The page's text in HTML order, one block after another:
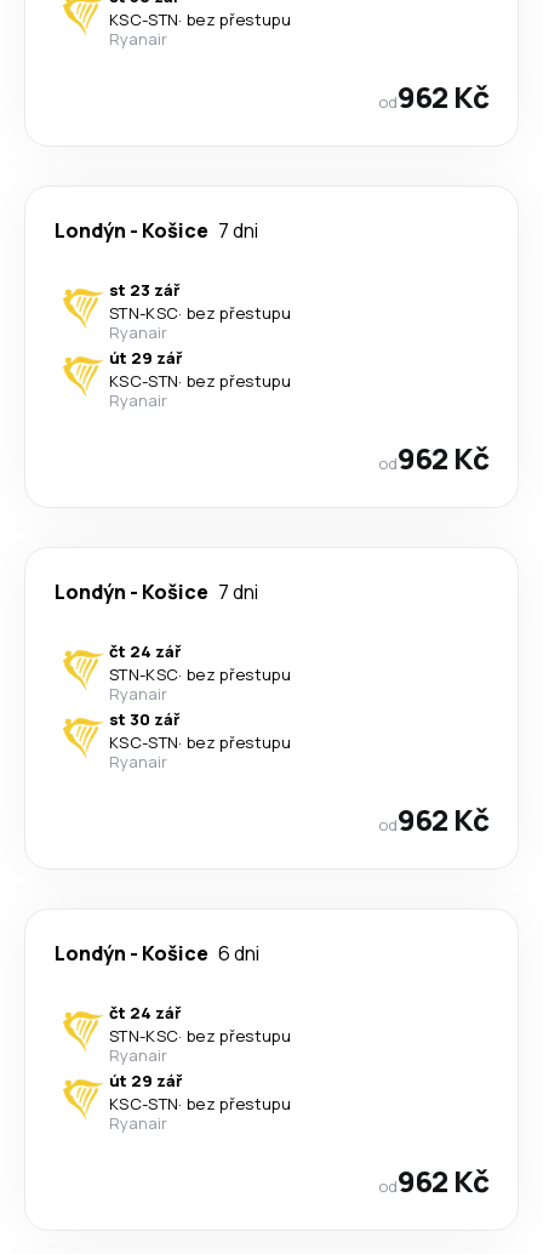
KSC-STN· bez přestupu
Ryanair
od962 Kč
Londýn - Košice 7 dni
st 23 zář
STN-KSC· bez přestupu
Ryanair
út 29 zář
KSC-STN· bez přestupu
Ryanair
od962 Kč
Londýn - Košice 7 dni
čt 24 zář
STN-KSC· bez přestupu
Ryanair
st 30 zář
KSC-STN· bez přestupu
Ryanair
od962 Kč
Londýn - Košice 6 dni
čt 24 zář
STN-KSC· bez přestupu
Ryanair
út 29 zář
KSC-STN· bez přestupu
Ryanair
od962 Kč